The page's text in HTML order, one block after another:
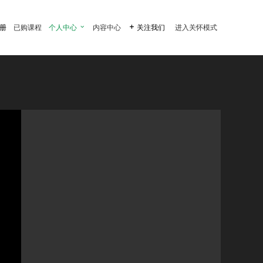
已购课程 个人中心  内容中心  关注我们 进入关怀模式